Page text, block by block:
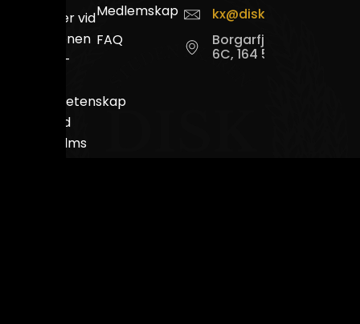
studenter vid
Institutionen
för data-
systemvetenskap
(DSV) vid
Stockholms
Medlemskap
FAQ
kx@disk.su.se
Borgarfjordsgatan
6C, 164 55 Kista